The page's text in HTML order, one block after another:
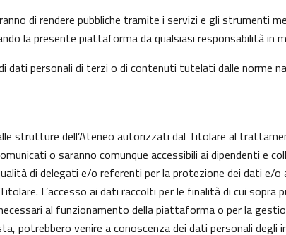
di rendere pubbliche tramite i servizi e gli strumenti
la presente piattaforma da qualsiasi responsabilità in
personali di terzi o di contenuti tutelati dalle norme
dell’Ateneo autorizzati dal Titolare al
o saranno comunque accessibili ai dipendenti e
di delegati e/o referenti per la protezione dei dati e/
L’accesso ai dati raccolti per le finalità di cui sopra
al funzionamento della piattaforma o per la
potrebbero venire a conoscenza dei dati personali